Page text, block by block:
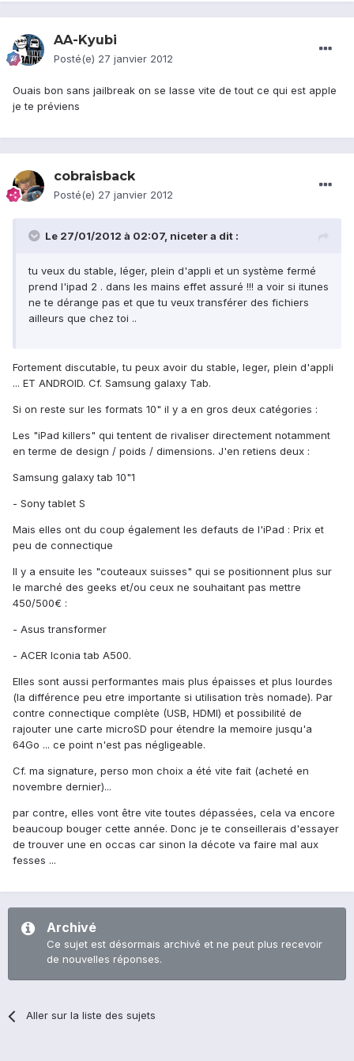
AA-Kyubi
Posté(e) 27 janvier 2012
Ouais bon sans jailbreak on se lasse vite de tout ce qui est apple
je te préviens
cobraisback
Posté(e) 27 janvier 2012
Le 27/01/2012 à 02:07, niceter a dit :
tu veux du stable, léger, plein d'appli et un système fermé
prend l'ipad 2 . dans les mains effet assuré !!! a voir si itunes
ne te dérange pas et que tu veux transférer des fichiers
ailleurs que chez toi ..
Fortement discutable, tu peux avoir du stable, leger, plein d'appli
... ET ANDROID. Cf. Samsung galaxy Tab.
Si on reste sur les formats 10" il y a en gros deux catégories :
Les "iPad killers" qui tentent de rivaliser directement notamment
en terme de design / poids / dimensions. J'en retiens deux :
Samsung galaxy tab 10"1
- Sony tablet S
Mais elles ont du coup également les defauts de l'iPad : Prix et
peu de connectique
Il y a ensuite les "couteaux suisses" qui se positionnent plus sur
le marché des geeks et/ou ceux ne souhaitant pas mettre
450/500€ :
- Asus transformer
- ACER Iconia tab A500.
Elles sont aussi performantes mais plus épaisses et plus lourdes
(la différence peu etre importante si utilisation très nomade). Par
contre connectique complète (USB, HDMI) et possibilité de
rajouter une carte microSD pour étendre la memoire jusqu'a
64Go ... ce point n'est pas négligeable.
Cf. ma signature, perso mon choix a été vite fait (acheté en
novembre dernier)...
par contre, elles vont être vite toutes dépassées, cela va encore
beaucoup bouger cette année. Donc je te conseillerais d'essayer
de trouver une en occas car sinon la décote va faire mal aux
fesses ...
Archivé
Ce sujet est désormais archivé et ne peut plus recevoir
de nouvelles réponses.
Aller sur la liste des sujets